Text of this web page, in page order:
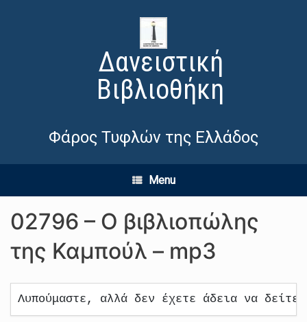
Δανειστική
Βιβλιοθήκη
Φάρος Τυφλών της Ελλάδος
Menu
02796 – Ο βιβλιοπώλης
της Καμπούλ – mp3
Λυπούμαστε, αλλά δεν έχετε άδεια να δείτε